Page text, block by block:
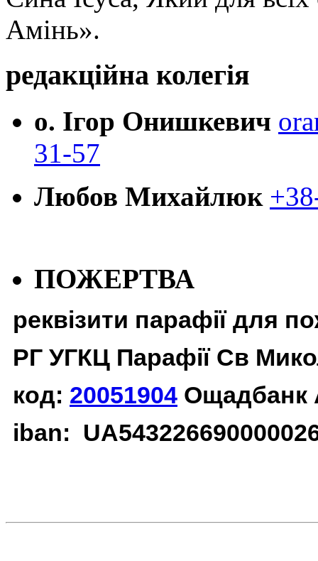
Амінь».
редакційна колегія
о. Ігор Онишкевич
31-57
Любов Михайлюк
ПОЖЕРТВА
реквізити парафії для
РГ УГКЦ Парафії Св
код: 20051904 Ощадбанк
iban: